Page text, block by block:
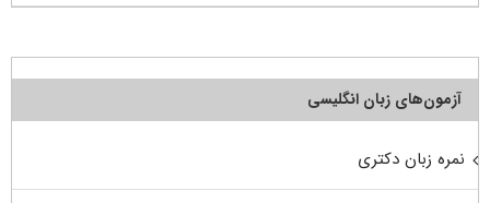
آزمون‌های زبان انگلیسی
نمره زبان دکتری